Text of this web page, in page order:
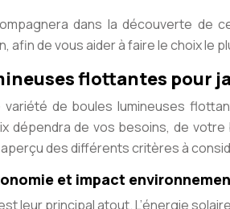
dans la découverte de
afin de vous aider à faire le choix le
flottantes pour
de boules lumineuses
dépendra de vos besoins, de
des différents critères à
et impact
leur principal atout. L’énergie